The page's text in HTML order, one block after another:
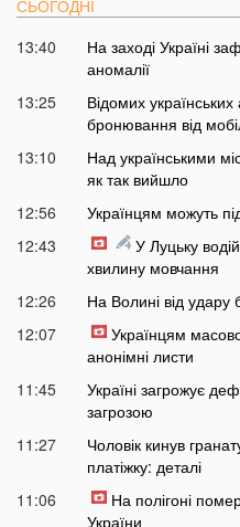
СЬОГОДНІ
13:40
На заході Україні
аномалії
13:25
Відомих
бронювання від
13:10
Над українськими
як так вийшло
12:56
Українцям можуть
12:43
У Луцьку
хвилину мовчання
12:26
На Волині від удару
12:07
Українцям
анонімні листи
11:45
Україні загрожує
загрозою
11:27
Чоловік кинув
платіжку: деталі
11:06
На полігоні
України